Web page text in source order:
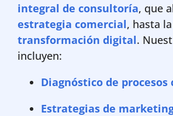
integral de consultoría, que
estrategia comercial, hasta la
transformación digital.
incluyen:
Diagnóstico de procesos
Estrategias de